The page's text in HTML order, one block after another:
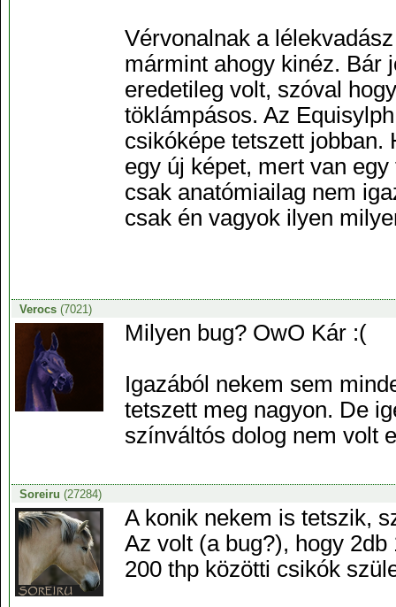
Vérvonalnak a
mármint ahogy kinéz. Bár
eredetileg volt, szóval
töklámpásos. Az
csikóképe tetszett
egy új képet, mert van
csak anatómiailag nem
csak én vagyok ilyen
Verocs(7021)
Milyen bug? OwO Kár :(
Igazából nekem sem
tetszett meg nagyon. De
színváltós dolog nem volt
Soreiru (27284)
A konik nekem is tetszik,
Az volt (a bug?), hogy
200 thp közötti csikók